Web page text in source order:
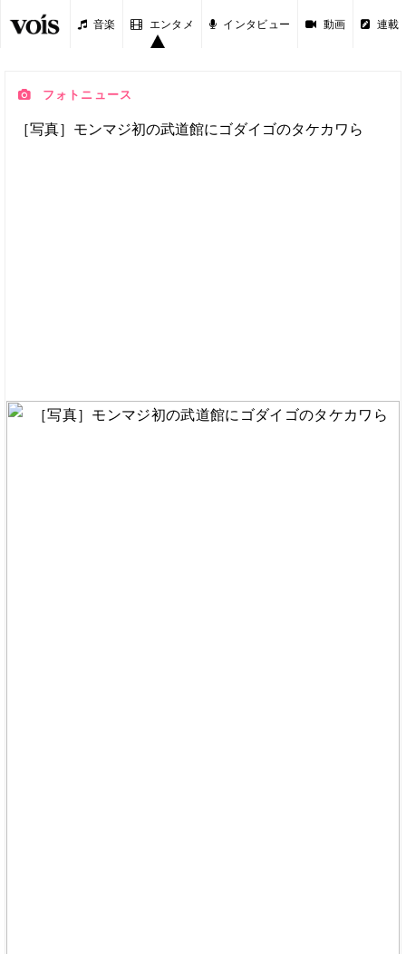
音楽 エンタメ インタビュー 動画 連載
フォトニュース
［写真］モンマジ初の武道館にゴダイゴのタケカワら